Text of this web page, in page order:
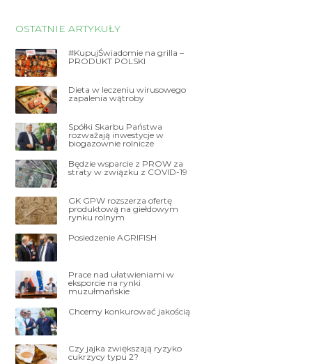
OSTATNIE ARTYKUŁY
#KupujŚwiadomie na grilla –
PRODUKT POLSKI
Dieta w leczeniu wirusowego
zapalenia wątroby
Spółki Skarbu Państwa
rozważają inwestycje w
biogazownie rolnicze
Będzie wsparcie z PROW za
straty w związku z COVID-19
GK GPW rozszerza ofertę
produktową na giełdowym
rynku rolnym
Posiedzenie AGRIFISH
Prace nad ułatwieniami w
eksporcie na rynki
muzułmańskie
Chcemy konkurować jakością
Czy jajka zwiększają ryzyko
cukrzycy typu 2?